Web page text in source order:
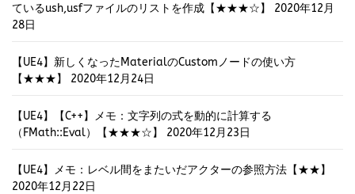
ているush,usfファイルのリストを作成【★★★☆】
2020年12月
28日
【UE4】新しくなったMaterialのCustomノードの使い方
【★★★】
2020年12月24日
【UE4】【C++】メモ：文字列の式を動的に計算する
（FMath::Eval）【★★★☆】
2020年12月23日
【UE4】メモ：レベル間をまたいだアクターの参照方法【★★】
2020年12月22日